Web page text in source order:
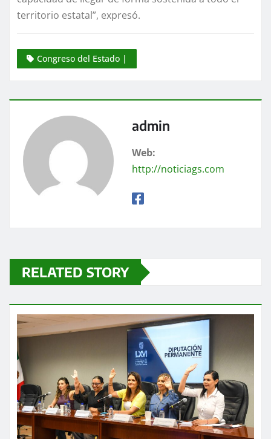
territorio estatal”, expresó.
Congreso del Estado |
admin
Web:
http://noticiags.com
RELATED STORY